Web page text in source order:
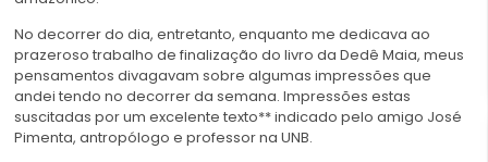
No decorrer do dia, entretanto, enquanto me dedicava ao
prazeroso trabalho de finalização do livro da Dedê Maia, meus
pensamentos divagavam sobre algumas impressões que
andei tendo no decorrer da semana. Impressões estas
suscitadas por um excelente texto** indicado pelo amigo José
Pimenta, antropólogo e professor na UNB.